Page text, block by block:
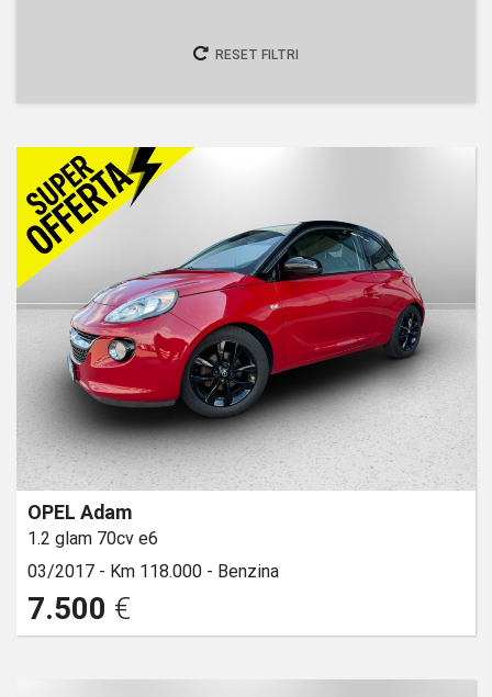
RESET FILTRI
OPEL Adam
1.2 glam 70cv e6
03/2017 - Km 118.000 - Benzina
7.500 €